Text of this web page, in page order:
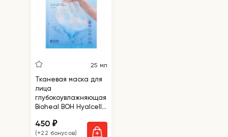
25 мл
Тканевая маска для
лица
глубокоувлажняющая
Bioheal BOH Hyalcell
450₽
(+22 бонусов)